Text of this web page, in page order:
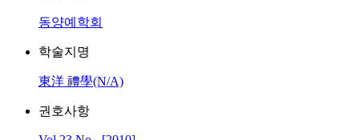
동양예학회
학술지명
東洋 禮學(N/A)
권호사항